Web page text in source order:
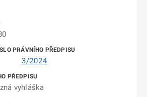
3/2024
vyhláška